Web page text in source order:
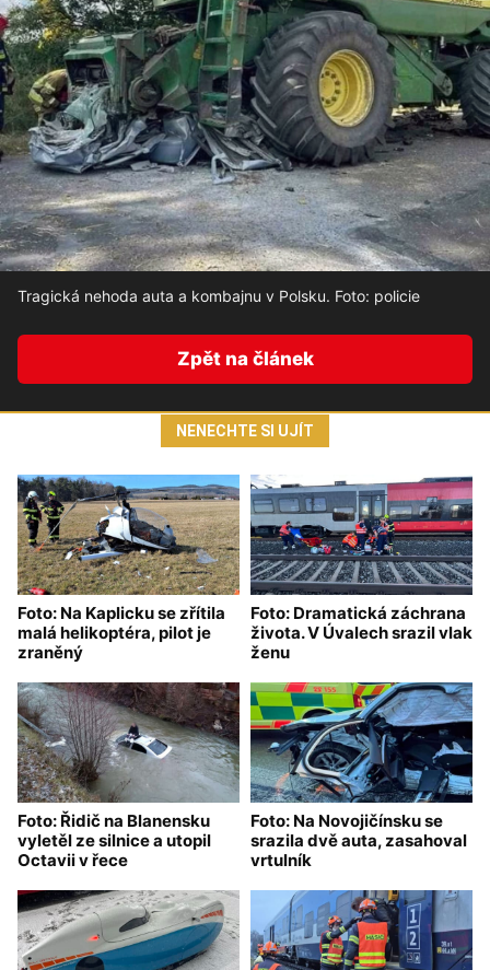
Tragická nehoda auta a kombajnu v Polsku. Foto: policie
Zpět na článek
NENECHTE SI UJÍT
Foto: Na Kaplicku se zřítila
malá helikoptéra, pilot je
zraněný
Foto: Dramatická záchrana
života. V Úvalech srazil vlak
ženu
Foto: Řidič na Blanensku
vyletěl ze silnice a utopil
Octavii v řece
Foto: Na Novojičínsku se
srazila dvě auta, zasahoval
vrtulník